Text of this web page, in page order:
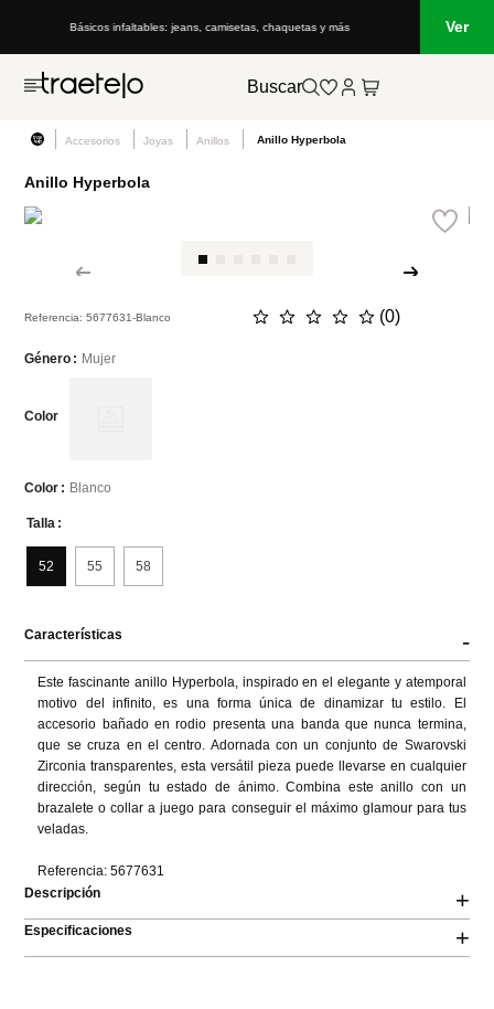
Básicos infaltables: jeans, camisetas, chaquetas y más Ver
Buscar
Accesorios Joyas Anillos Anillo Hyperbola
Anillo Hyperbola
Referencia:5677631-Blanco ☆ ☆ ☆ ☆ ☆ (0)
Género Mujer
Color
Color Blanco
Talla
52 55 58
Características -
Este fascinante anillo Hyperbola, inspirado en el elegante y atemporal
motivo del infinito, es una forma única de dinamizar tu estilo. El
accesorio bañado en rodio presenta una banda que nunca termina,
que se cruza en el centro. Adornada con un conjunto de Swarovski
Zirconia transparentes, esta versátil pieza puede llevarse en cualquier
dirección, según tu estado de ánimo. Combina este anillo con un
brazalete o collar a juego para conseguir el máximo glamour para tus
veladas.
Referencia: 5677631
Descripción
+
Especificaciones +